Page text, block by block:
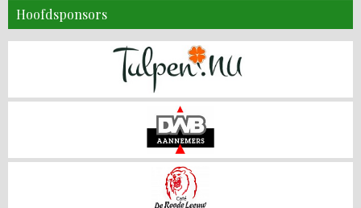
Hoofdsponsors